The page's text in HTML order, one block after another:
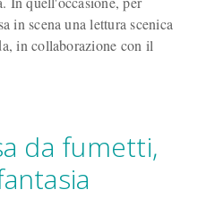
in scena una lettura scenica
in collaborazione con il
da fumetti,